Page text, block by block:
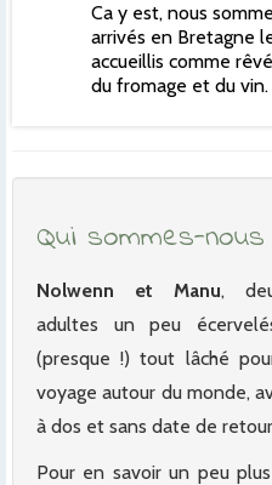
Ca y est, nous
arrivés en Bretagne
accueillis comme
du fromage et du
Qui sommes-nous
Nolwenn et Manu,
adultes un peu
(presque !) tout lâché
voyage autour du monde,
à dos et sans date de
Pour en savoir un peu